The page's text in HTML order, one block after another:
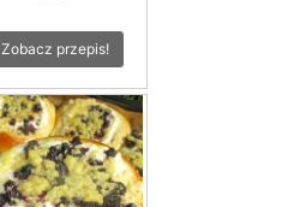
Zobacz przepis!